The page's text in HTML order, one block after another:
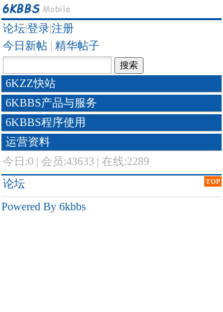
论坛|登录|注册
今日新帖 | 精华帖子
6KZZ快站
6KBBS产品与服务
6KBBS程序使用
运营资料
今日:0 | 会员:43633 | 在线:2289
TOP
论坛
Powered By 6kbbs